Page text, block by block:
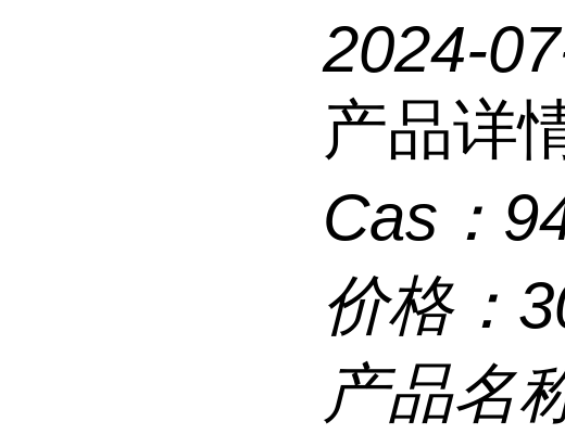
2024-
产品详
Cas：
价格：
产品名